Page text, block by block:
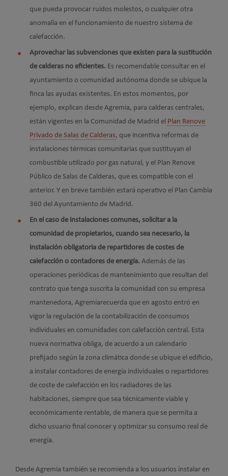
que pueda provocar ruidos molestos, o cualquier otra
anomalía en el funcionamiento de nuestro sistema de
calefacción.
Aprovechar las subvenciones que existen para la sustitución
de calderas no eficientes. Es recomendable consultar en el
ayuntamiento o comunidad autónoma donde se ubique la
finca las ayudas existentes. En estos momentos, por
ejemplo, explican desde Agremia, para calderas centrales,
están vigentes en la Comunidad de Madrid el Plan Renove
Privado de Salas de Calderas, que incentiva reformas de
instalaciones térmicas comunitarias que sustituyan el
combustible utilizado por gas natural, y el Plan Renove
Público de Salas de Calderas, que es compatible con el
anterior. Y en breve también estará operativo el Plan Cambia
360 del Ayuntamiento de Madrid.
En el caso de instalaciones comunes, solicitar a la
comunidad de propietarios, cuando sea necesario, la
instalación obligatoria de repartidores de costes de
calefacción o contadores de energía. Además de las
operaciones periódicas de mantenimiento que resultan del
contrato que tenga suscrita la comunidad con su empresa
mantenedora, Agremiarecuerda que en agosto entró en
vigor la regulación de la contabilización de consumos
individuales en comunidades con calefacción central. Esta
nueva normativa obliga, de acuerdo a un calendario
prefijado según la zona climática donde se ubique el edificio,
a instalar contadores de energía individuales o repartidores
de coste de calefacción en los radiadores de las
habitaciones, siempre que sea técnicamente viable y
económicamente rentable, de manera que se permita a
dicho usuario final conocer y optimizar su consumo real de
energía.
Desde Agremia también se recomienda a los usuarios instalar en